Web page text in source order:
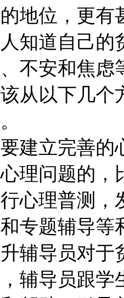
地位，更有
知道自己的
不安和焦虑
从以下几个
建立完善的
理问题的，
心理普测
专题辅导等
辅导员对于
辅导员跟学